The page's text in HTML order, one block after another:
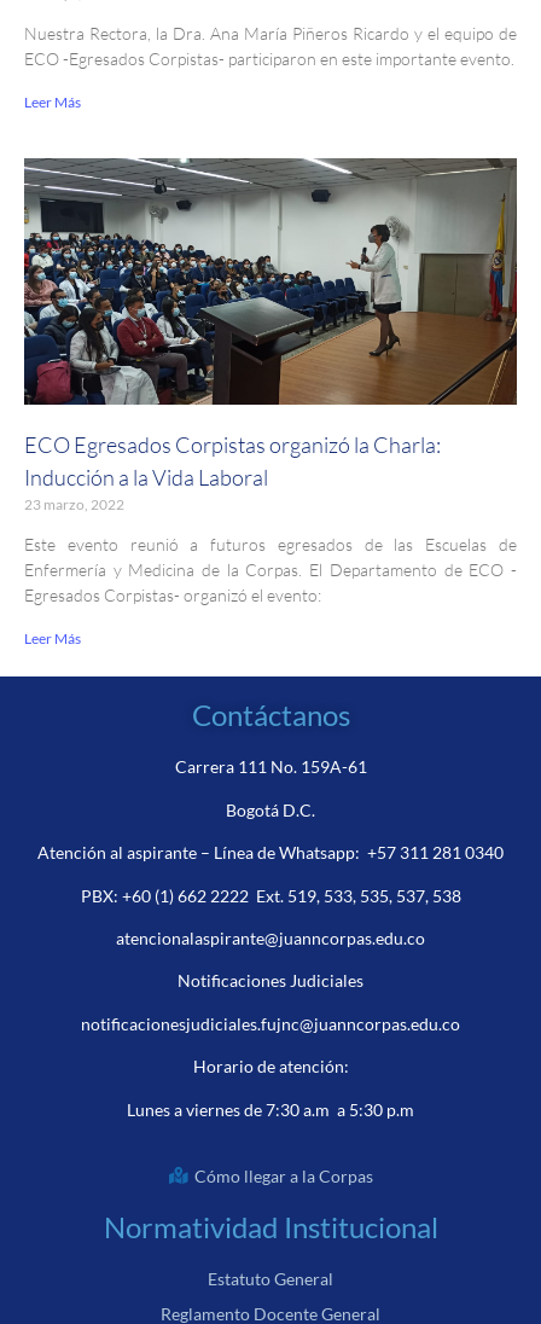
Nuestra Rectora, la Dra. Ana María Piñeros Ricardo y el equipo de
ECO -Egresados Corpistas- participaron en este importante evento.
Leer Más
ECO Egresados Corpistas organizó la Charla:
Inducción a la Vida Laboral
23 marzo, 2022
Este evento reunió a futuros egresados de las Escuelas de
Enfermería y Medicina de la Corpas. El Departamento de ECO -
Egresados Corpistas- organizó el evento:
Leer Más
Contáctanos
Carrera 111 No. 159A-61
Bogotá D.C.
Atención al aspirante – Línea de Whatsapp: +57 311 281 0340
PBX: +60 (1) 662 2222Ext. 519, 533, 535, 537, 538
atencionalaspirante@juanncorpas.edu.co
Notificaciones Judiciales
notificacionesjudiciales.fujnc@juanncorpas.edu.co
Horario de atención:
Lunes a viernes de 7:30 a.m a 5:30 p.m
Cómo llegar a la Corpas
Normatividad Institucional
Estatuto General
Reglamento Docente General